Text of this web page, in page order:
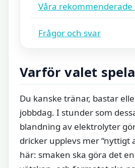
Våra
Frågor och svar
Varför valet
Du kanske tränar, bastar
jobbdag. I stunder som
blandning av elektrolyter
dricker upplevs mer “nyttigt
här: smaken ska göra det